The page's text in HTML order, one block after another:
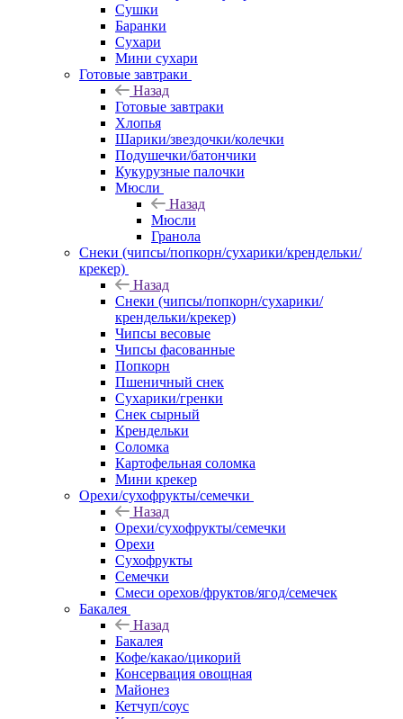
Сушки
Баранки
Сухари
Мини сухари
Готовые завтраки
Назад
Готовые завтраки
Хлопья
Шарики/звездочки/колечки
Подушечки/батончики
Кукурузные палочки
Мюсли
Назад
Мюсли
Гранола
Снеки (чипсы/попкорн/сухарики/крендельки/
крекер)
Назад
Снеки (чипсы/попкорн/сухарики/
крендельки/крекер)
Чипсы весовые
Чипсы фасованные
Попкорн
Пшеничный снек
Сухарики/гренки
Снек сырный
Крендельки
Соломка
Картофельная соломка
Мини крекер
Орехи/сухофрукты/семечки
Назад
Орехи/сухофрукты/семечки
Орехи
Сухофрукты
Семечки
Смеси орехов/фруктов/ягод/семечек
Бакалея
Назад
Бакалея
Кофе/какао/цикорий
Консервация овощная
Майонез
Кетчуп/соус